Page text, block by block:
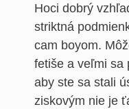
Hoci dobrý
striktná
cam boyom.
fetiše a veľmi sa
aby ste sa stali
ziskovým nie je